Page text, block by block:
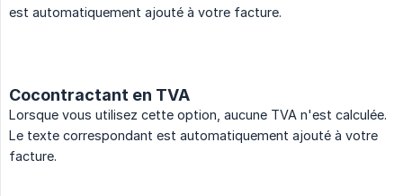
est automatiquement ajouté à votre facture.
Cocontractant en TVA
Lorsque vous utilisez cette option, aucune TVA n'est calculée.
Le texte correspondant est automatiquement ajouté à votre
facture.